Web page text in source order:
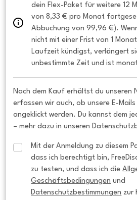
dein Flex-Paket für weitere 12
von 8,33 € pro Monat
Abbuchung von 99,96 €).
nicht mit einer Frist von 1
Laufzeit kündigst, verlängert
unbestimmte Zeit und ist
Nach dem Kauf erhältst du unseren
erfassen wir auch, ob unsere E-
angeklickt werden. Du kannst dem
– mehr dazu in unseren
Mit der Anmeldung zu diesem
dass ich berechtigt bin,
zu testen, und dass ich die
Geschäftsbedingungen
Datenschutzbestimmungen zur